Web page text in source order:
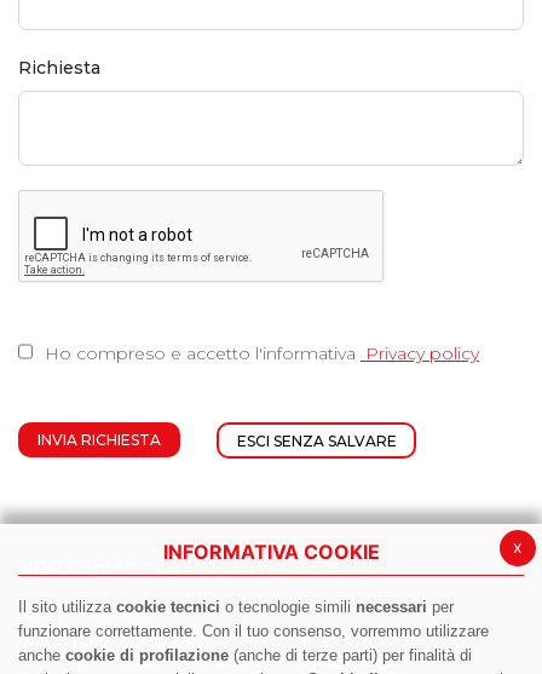
x
INFORMATIVA COOKIE
Il sito utilizza cookie tecnici o tecnologie simili necessari per
funzionare correttamente. Con il tuo consenso, vorremmo utilizzare
anche cookie di profilazione (anche di terze parti) per finalità di
Richiesta
Ho compreso e accetto l'informativa Privacy policy
C.so America 31/A
24040 Verdellino fraz. Zingonia (BG)
C.F. / P.Iva / Reg. Imprese BG N. 04529560163